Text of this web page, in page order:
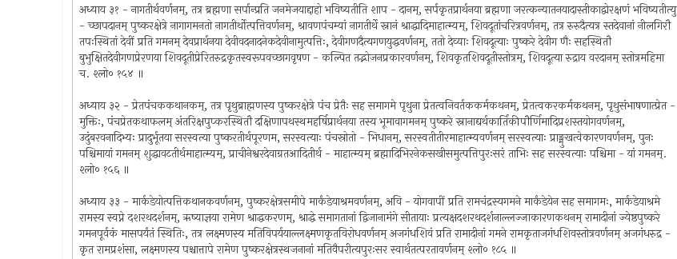
अध्याय ३१ - नागतीर्थवर्णनम्, तत्र ब्रह्मणा सर्पान्प्रति जनमेजयाद्दाहो भविष्यतीति शाप - दानम्, सर्पकृतप्रार्थनया ब्रह्मणा जरत्कन्यातनयादास्तीकाद्वोरक्षणं भविष्यतीत्यु
- च्छापदानम् पुष्करक्षेत्रे नागागमनतो नागतीर्थोत्पत्तिवर्णनम्, श्रावणपंचम्यां नागतीर्थे स्नानं श्राद्धादिमाहात्म्यम्, शिवदूतांचरित्रवर्णनम्, तत्र रुरुदैत्यत्र स्तदेवानां नीलगिरौ
तपःस्थितां देवीं प्रति गमनम् देवप्रार्थनया देवीवदनादनेकदेवीनामुत्पत्तिः, देवीगणदैत्यगणयुद्धवर्णनम्, ततो देव्याः शिवदूत्याः पुष्करे देवीग णैः सहस्थितौ
बुभुक्षितदेवीगणप्रेरणया शिवदूतीप्रेरितरुद्रकृतस्वरूपवच्छागवृषण - कल्पित तद्भोजनप्रकारवर्णनम्, शिवकृतशिवदूतीस्तोत्रम्, शिवदूत्या रुद्राय वरदानम् स्तोत्रमहिमा
च. श्लो० १५४ ॥
अध्याय ३२ - प्रेतपंचककथानकम्, तत्र पृथुब्राह्मणस्य पुष्करक्षेत्रे पंच प्रेतैः सह समागमे पृथुना प्रेतत्वनिवर्तककर्मकथनम्, प्रेतत्वकरकर्मकथनम्, पृथुसंभाषणात्प्रेत -
मुक्तिः, पंचप्रेतकथाफलम् अंतरिक्षपुप्करस्थितौ दक्षिणापथस्थमहर्षिप्रार्थनया तस्य भूमावागमनम् पुष्करे स्नानाद्यर्थकार्तिकीपौर्णिमादिप्रशस्तयोगवर्णनम्,
उदुंबरवनादिभ्यः प्रादुर्भूतया सरस्वत्या पुष्करतीर्थपूरणम, सरस्वत्याः पंचस्रोतो - भिधानम्, सरस्वतीतीरमाहात्म्यवर्णनम् सरस्वत्याः प्राङ्मुखत्वेकारणवर्णनम्, पुनः
पश्चिमायां गमनम् शुद्धावटतीर्थमाहात्म्यम्, प्राचीनेश्वरदेवाग्रतआदितीर्थ - माहात्म्यम् ब्रह्मादिभिरनेकसखीसमुत्पत्तिपुरःसरं ताभिः सह सरस्वत्याः पश्चिमा - यां गमनम्.
श्लो० १५६ ॥
अध्याय ३३ - मार्कडेयोत्पत्तिकथानकवर्णनम्, पुष्करक्षेत्रसमीपे मार्कंडेयाश्रमवर्णनम्, अवि - योगवापीं प्रति रामचंद्रस्यगमने मार्कंडेयेन सह समागमः, मार्कडेयाश्रमे
रामस्य स्वप्ने दशरथदर्शनम्, ऋष्याज्ञया रामेण श्राद्धकरणम्, श्राद्धे समागतानां द्विजानामंगे सीतायाः प्रत्यक्षदशरथदर्शनाल्लज्जाकारणकथनम् रामादीनां ज्येष्ठपुष्करे
गमनपूर्वकं मासपर्यंतं स्थितिः, तत्र लक्ष्मणस्य मतिविपर्ययाल्लक्ष्मणकृतविरोधवर्णनम् अजगंधशिवं प्रति रामादीनां गमने रामकृताजगंधशिवस्तोत्रवर्णनम् अजगंधरुद्र -
कृत रामप्रशंसा, लक्ष्मणस्य पश्चात्तापे रामेण पुष्करक्षेत्रस्थजनानां मतिवैपरीत्यपुरःसर स्वार्थतत्परतावर्णनम् श्लो० १८५ ॥